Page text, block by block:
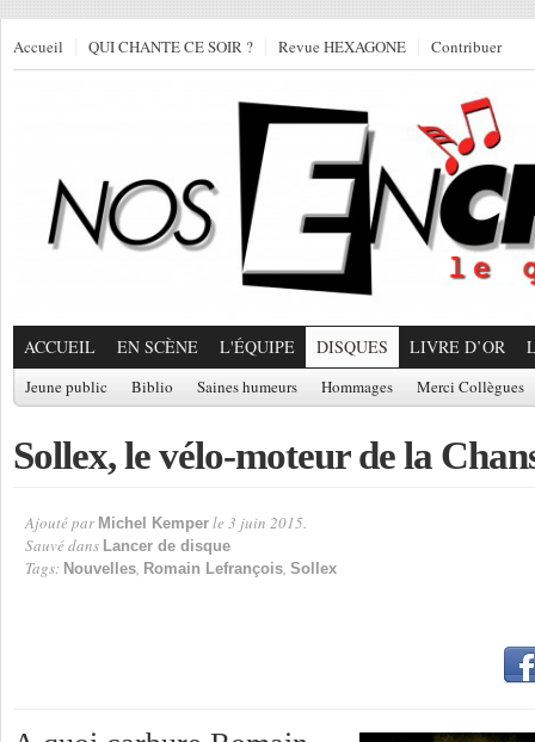
Accueil QUI CHANTE CE SOIR ? Revue HEXAGONE Contribuer
ACCUEIL EN SCÈNE L'ÉQUIPE DISQUES LIVRE D’OR
Jeune public Biblio Saines humeurs Hommages Merci Collègues
Sollex, le vélo-moteur de la
Ajouté par Michel Kemper le 3 juin 2015.
Sauvé dans Lancer de disque
Tags: Nouvelles, Romain Lefrançois, Sollex